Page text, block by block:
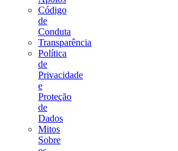
Código
de
Conduta
Transparência
Política
de
Privacidade
e
Proteção
de
Dados
Mitos
Sobre